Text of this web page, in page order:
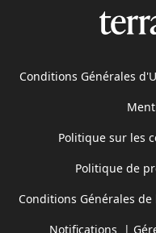
Conditions Générales
Politique sur les
Politique de
Conditions Générales
Notifications |